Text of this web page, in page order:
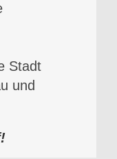
Stadt
und